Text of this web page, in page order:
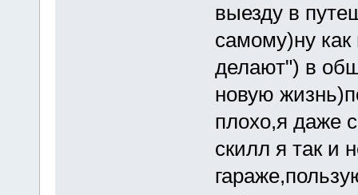
выезду в
самому)ну как
делают") в
новую
плохо,я даже
скилл я так и